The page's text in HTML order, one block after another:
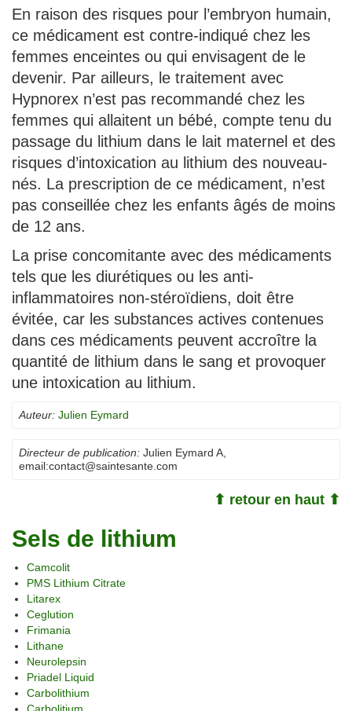
En raison des risques pour l’embryon humain,
ce médicament est contre-indiqué chez les
femmes enceintes ou qui envisagent de le
devenir. Par ailleurs, le traitement avec
Hypnorex n’est pas recommandé chez les
femmes qui allaitent un bébé, compte tenu du
passage du lithium dans le lait maternel et des
risques d’intoxication au lithium des nouveau-
nés. La prescription de ce médicament, n’est
pas conseillée chez les enfants âgés de moins
de 12 ans.
La prise concomitante avec des médicaments
tels que les diurétiques ou les anti-
inflammatoires non-stéroïdiens, doit être
évitée, car les substances actives contenues
dans ces médicaments peuvent accroître la
quantité de lithium dans le sang et provoquer
une intoxication au lithium.
Auteur: Julien Eymard
Directeur de publication: Julien Eymard A
email:contact@saintesante.com
⬆ retour en haut ⬆
Sels de lithium
Camcolit
PMS Lithium Citrate
Litarex
Ceglution
Frimania
Lithane
Neurolepsin
Priadel Liquid
Carbolithium